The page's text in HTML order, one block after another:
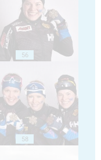
56
58